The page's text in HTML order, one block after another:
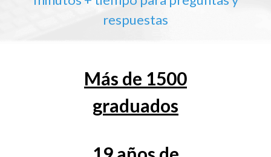
respuestas
Más de 1500
graduados